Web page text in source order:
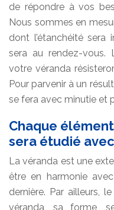
de répondre à vos
Nous sommes en
dont l’étanchéité
sera au rendez-
votre véranda
Pour parvenir à un
se fera avec minutie et
Chaque
sera étudié
La véranda est une
être en harmonie
dernière. Par ailleurs,
véranda, sa forme,